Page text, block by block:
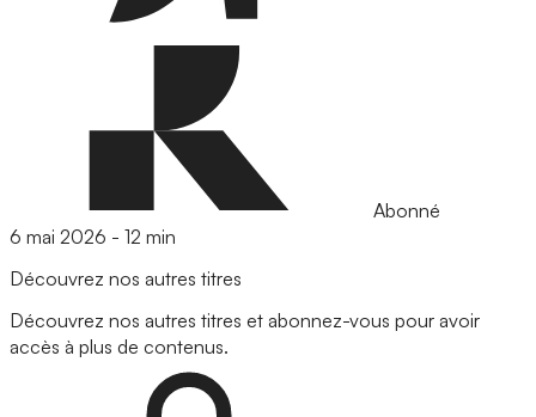
Abonné
6 mai 2026 - 12 min
Découvrez nos autres titres
Découvrez nos autres titres et abonnez-vous pour avoir
accès à plus de contenus.